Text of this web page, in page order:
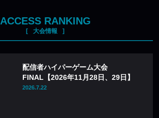
ACCESS RANKING
大会情報
配信者ハイパーゲーム大会
FINAL【2026年11月28日、29日】
2026.7.22